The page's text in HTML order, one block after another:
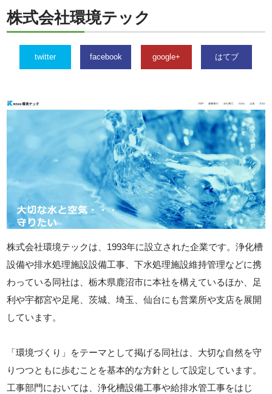
株式会社環境テック
twitter facebook google+ はてブ
株式会社環境テックは、1993年に設立された企業です。浄化槽
設備や排水処理施設設備工事、下水処理施設維持管理などに携
わっている同社は、栃木県鹿沼市に本社を構えているほか、足
利や宇都宮や足尾、茨城、埼玉、仙台にも営業所や支店を展開
しています。
「環境づくり」をテーマとして掲げる同社は、大切な自然を守
りつつともに歩むことを基本的な方針として設定しています。
工事部門においては、浄化槽設備工事や給排水管工事をはじ